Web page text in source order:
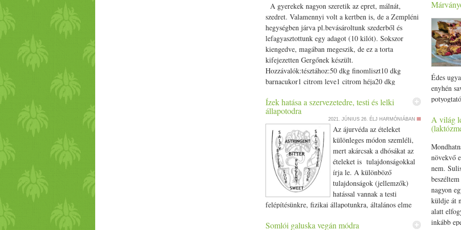
megmaradtmeggyből teszünk a turmixolt levesbe.
Kedvünk szerint ízesíthetjük egy csipet őrölt fahéjjal
vagy frissen reszelt citromhéjjal.
A gyerekek nagyon szeretik az epret, málnát,
szedret. Valamennyi volt a kertben is, de a Zempléni
hegységben járva pl.bevásároltunk szederből és
lefagyasztottunk egy adagot (10 kilót). Sokszor
kiengedve, magában megeszik, de ez a torta
kifejezetten Gergőnek készült.
Hozzávalók:tésztához:50 dkg finomliszt10 dkg
barnacukor1 citrom leve1 citrom héja20 dkg
vegán tejföl 2 dl Schlagafix vagy Alpro növényi
felverhető tejszín 1 kg szeder /­­málna/­­eper/­­
meggy
ribizli/­­gyümölcsporcukor- ízlés szerint Elkészítés:A
tészta alapanyagait összekeverjük és 6 kisebb
pitécskét (vagy 1 nagyot) formázunk. A közepét
alaposan lenyomkodjuk és 180 fokon kb 15 perc alatt
kisütjük. Amikor kihűlt, belekeverjük az előzetesen
összekevert tejfölt+felvert habot+összetört
szedret+cukrot. Most a fotó miatt került rá
szederlekvár is, de ez máskor a krémbe megy bele :-
D
Ízek hatása a szervezetedre, testi és lelki
állapotodra
2021. JÚNIUS 26. ÉLJ HARMÓNIÁBAN
Az ájurvéda az ételeket
különleges módon szemléli,
mert akárcsak a dhósákat az
ételeket is tulajdonságokkal
írja le. A különböző
tulajdonságok (jellemzők)
hatással vannak a testi
felépítésünkre, fizikai állapotunkra, általános elme
ájurvédában az egyik legjelentősebb terápiás
Somlói galuska vegán módra
bejglimre
anyukája
büszke
közül
figyelj,
rúdhoz
akkor a
szárított
- 75 g
csomag
héja - 1/­­
g
vaníliás
1/­­4
Édes
enyhén
Gyorsan
finom. A
recept
fehér
kiőrlésű
vagy
ek kakaó
A világ
növekvő
nem.
nagyon
küldje át
alatt
inkább